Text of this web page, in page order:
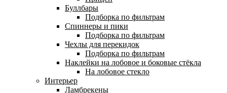
Буллбары
Подборка по фильтрам
Спиннеры и пики
Подборка по фильтрам
Чехлы для перекидок
Подборка по фильтрам
Наклейки на лобовое и боковые стёкла
На лобовое стекло
Интерьер
Ламбрекены